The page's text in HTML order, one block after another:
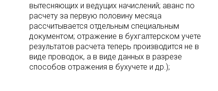
вытесняющих и ведущих начислений; аванс по
расчету за первую половину месяца
рассчитывается отдельным специальным
документом; отражение в бухгалтерском учете
результатов расчета теперь производится не в
виде проводок, а в виде данных в разрезе
способов отражения в бухучете и др.);